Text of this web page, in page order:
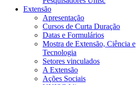
Extensão
Apresentação
Cursos de Curta Duração
Datas e Formulários
Mostra de Extensão, Ciência e
Tecnologia
Setores vinculados
A Extensão
Ações Sociais